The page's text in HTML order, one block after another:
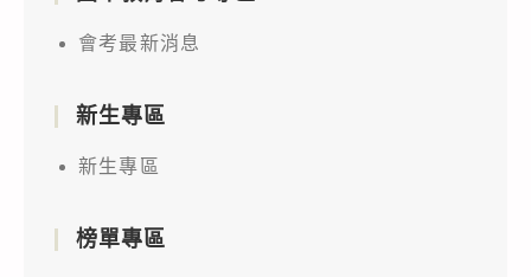
會考最新消息
新生專區
新生專區
榜單專區